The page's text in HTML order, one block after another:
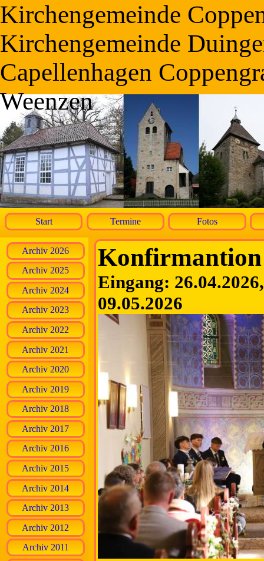
Kirchengemeinde
Kirchengemeinde
Capellenhagen
Weenzen
Start Termine Fotos
Archiv 2026
Archiv 2025
Archiv 2024
Archiv 2023
Archiv 2022
Archiv 2021
Archiv 2020
Archiv 2019
Archiv 2018
Archiv 2017
Archiv 2016
Archiv 2015
Archiv 2014
Archiv 2013
Archiv 2012
Archiv 2011
Eingang:
09.05.2026